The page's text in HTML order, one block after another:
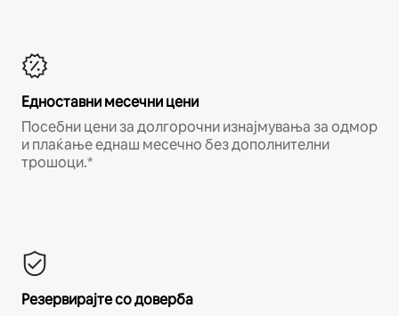
Едноставни месечни цени
Посебни цени за долгорочни изнајмувања за одмор
и плаќање еднаш месечно без дополнителни
трошоци.*
Резервирајте со доверба